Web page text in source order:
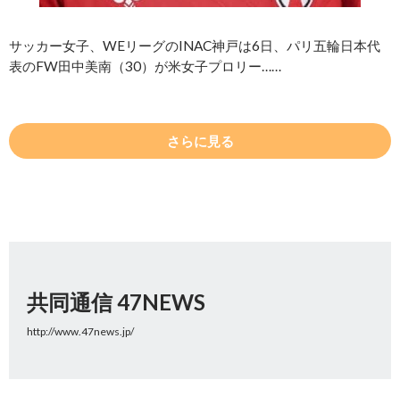
サッカー女子、WEリーグのINAC神戸は6日、パリ五輪日本代
表のFW田中美南（30）が米女子プロリー……
さらに見る
共同通信 47NEWS
http://www.47news.jp/